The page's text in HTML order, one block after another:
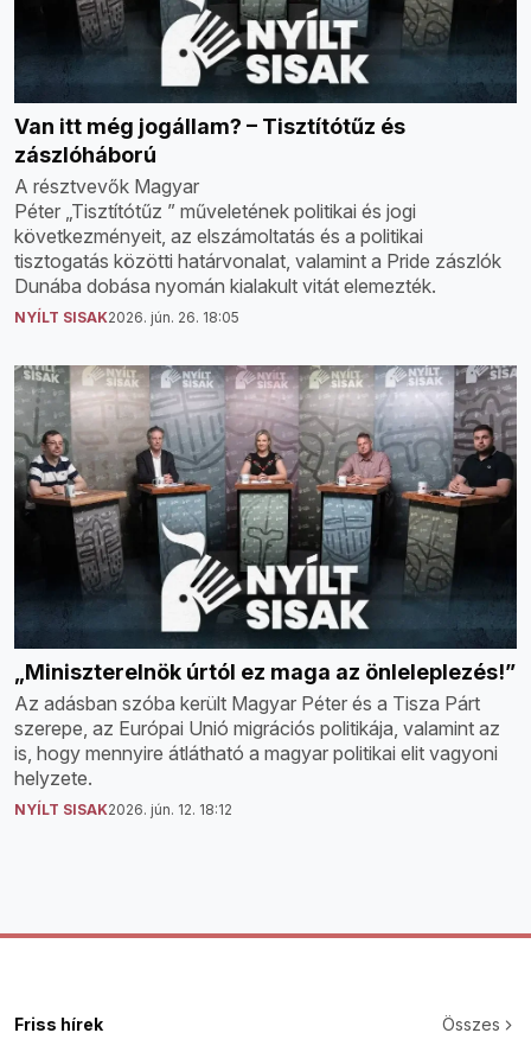
Van itt még jogállam? – Tisztítótűz és
zászlóháború
A résztvevők Magyar
Péter „Tisztítótűz ” műveletének politikai és jogi
következményeit, az elszámoltatás és a politikai
tisztogatás közötti határvonalat, valamint a Pride zászlók
Dunába dobása nyomán kialakult vitát elemezték.
NYÍLT SISAK2026. jún. 26. 18:05
„Miniszterelnök úrtól ez maga az önleleplezés!”
Az adásban szóba került Magyar Péter és a Tisza Párt
szerepe, az Európai Unió migrációs politikája, valamint az
is, hogy mennyire átlátható a magyar politikai elit vagyoni
helyzete.
NYÍLT SISAK2026. jún. 12. 18:12
Friss hírek Összes